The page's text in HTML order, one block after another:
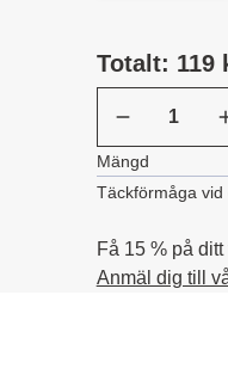
Totalt: 119
Mängd
Täckförmåga vid
Få 15 % på
Anmäl dig till